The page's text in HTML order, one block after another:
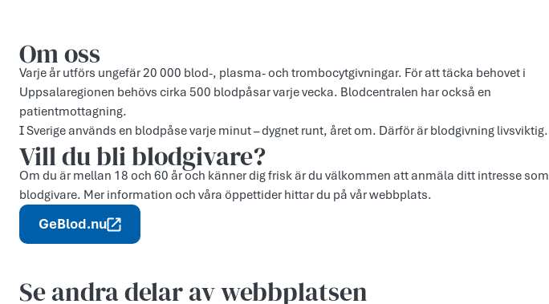
Om oss
Varje år utförs ungefär 20 000 blod-, plasma- och trombocytgivningar. För att täcka behovet i
Uppsalaregionen behövs cirka 500 blodpåsar varje vecka. Blodcentralen har också en
patientmottagning.
I Sverige används en blodpåse varje minut – dygnet runt, året om. Därför är blodgivning livsviktig.
Vill du bli blodgivare?
Om du är mellan 18 och 60 år och känner dig frisk är du välkommen att anmäla ditt intresse som
blodgivare. Mer information och våra öppettider hittar du på vår webbplats.
GeBlod.nu
Se andra delar av webbplatsen